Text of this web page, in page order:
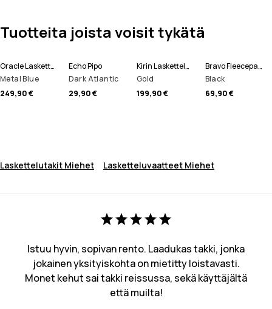
Tuotteita joista voisit tykätä
Oracle Laskettelutakki Miehet
Metal Blue
249,90 €
Echo Pipo
Dark Atlantic
29,90 €
Kirin Lasketteluhousut Miehet
Gold
199,90 €
Bravo Fleecepaita Miehet
Black
69,90 €
Laskettelutakit Miehet Lasketteluvaatteet Miehet
Istuu hyvin, sopivan rento. Laadukas takki, jonka
jokainen yksityiskohta on mietitty loistavasti.
Monet kehut sai takki reissussa, sekä käyttäjältä
että muilta!